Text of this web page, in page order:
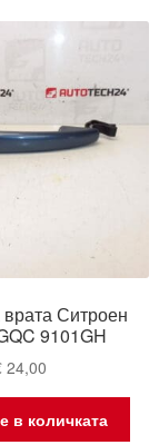
Ситроен
9101GH
24,00
в количката